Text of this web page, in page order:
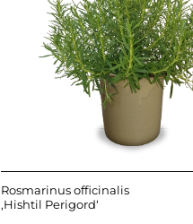
Rosmarinus officinalis
‚Hishtil Perigord‘